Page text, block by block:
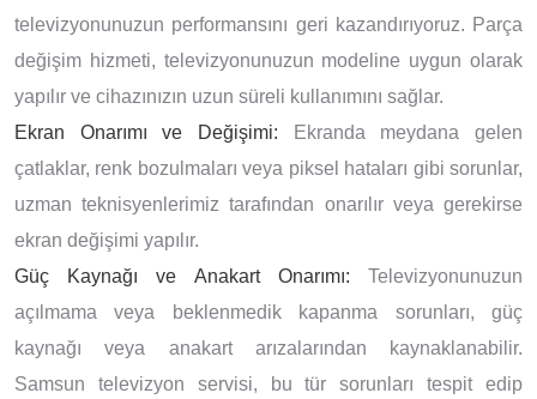
televizyonunuzun performansını geri kazandırıyoruz. Parça
değişim hizmeti, televizyonunuzun modeline uygun olarak
yapılır ve cihazınızın uzun süreli kullanımını sağlar.
Ekran Onarımı ve Değişimi: Ekranda meydana gelen
çatlaklar, renk bozulmaları veya piksel hataları gibi sorunlar,
uzman teknisyenlerimiz tarafından onarılır veya gerekirse
ekran değişimi yapılır.
Güç Kaynağı ve Anakart Onarımı: Televizyonunuzun
açılmama veya beklenmedik kapanma sorunları, güç
kaynağı veya anakart arızalarından kaynaklanabilir.
Samsun televizyon servisi, bu tür sorunları tespit edip